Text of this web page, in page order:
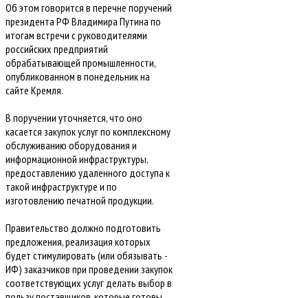
Об этом говорится в перечне поручений
президента РФ Владимира Путина по
итогам встречи с руководителями
российских предприятий
обрабатывающей промышленности,
опубликованном в понедельник на
сайте Кремля.
В поручении уточняется, что оно
касается закупок услуг по комплексному
обслуживанию оборудования и
информационной инфраструктуры,
предоставлению удаленного доступа к
такой инфраструктуре и по
изготовлению печатной продукции.
Правительство должно подготовить
предложения, реализация которых
будет стимулировать (или обязывать -
ИФ) заказчиков при проведении закупок
соответствующих услуг делать выбор в